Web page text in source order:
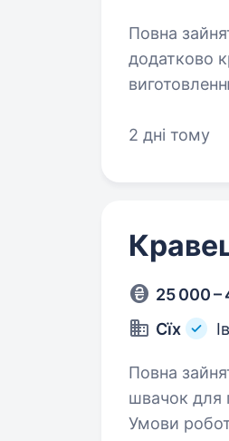
Повна зайнятість.
додатково
виготовленню жіночого
2 дні тому
25 000 –
Cїх
Повна зайнятість.
швачок для
Умови роботи: Вакансія для кваліфікованої швачки Ми